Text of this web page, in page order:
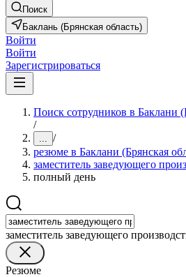
Поиск
Баклань (Брянская область)
Войти
Войти
Зарегистрироваться
Поиск сотрудников в Баклани
/
... /
резюме в Баклани (Брянская
заместитель заведующего
полный день
заместитель заведующего
Резюме